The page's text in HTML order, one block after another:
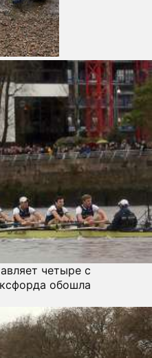
четыре с
обошла